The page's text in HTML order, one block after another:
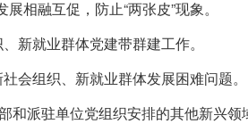
相融互促，防止“两张皮”现象。
新就业群体党建带群建工作。
会组织、新就业群体发展困难问题。
派驻单位党组织安排的其他新兴领